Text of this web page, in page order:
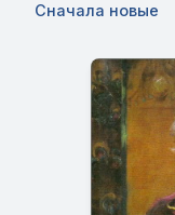
Сначала новые